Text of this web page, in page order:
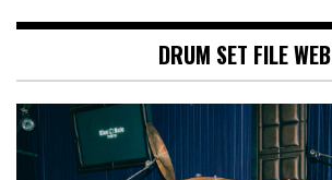
DRUM SET FILE WEB